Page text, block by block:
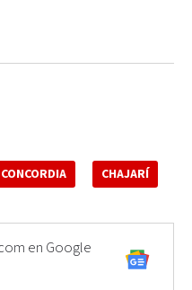
CONCORDIA CHAJARÍ
en Google